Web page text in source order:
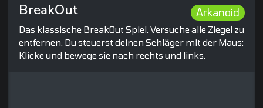
Arkanoid
BreakOut
Das klassische BreakOut Spiel. Versuche alle Ziegel zu
entfernen. Du steuerst deinen Schläger mit der Maus:
Klicke und bewege sie nach rechts und links.